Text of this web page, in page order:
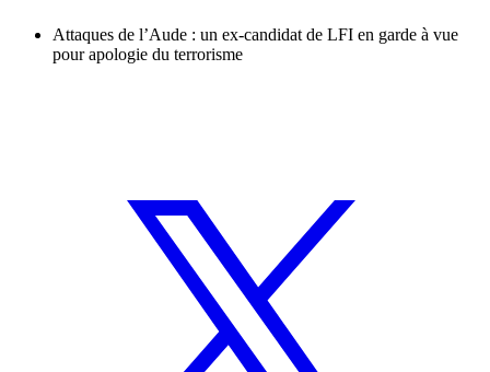
Attaques de l’Aude : un ex-candidat de LFI en garde à vue
pour apologie du terrorisme